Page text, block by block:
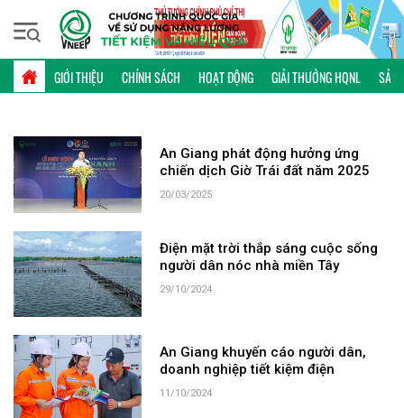
GIỚI THIỆU CHÍNH SÁCH HOẠT ĐỘNG GIẢI THƯỞNG HQNL SẢN
Thứ bảy, 08/08/2026 | 05:33 GMT+7
TỪ KHÓA: AN GIANG
An Giang phát động hưởng ứng
chiến dịch Giờ Trái đất năm 2025
20/03/2025
Điện mặt trời thắp sáng cuộc sống
người dân nóc nhà miền Tây
29/10/2024
An Giang khuyến cáo người dân,
doanh nghiệp tiết kiệm điện
11/10/2024